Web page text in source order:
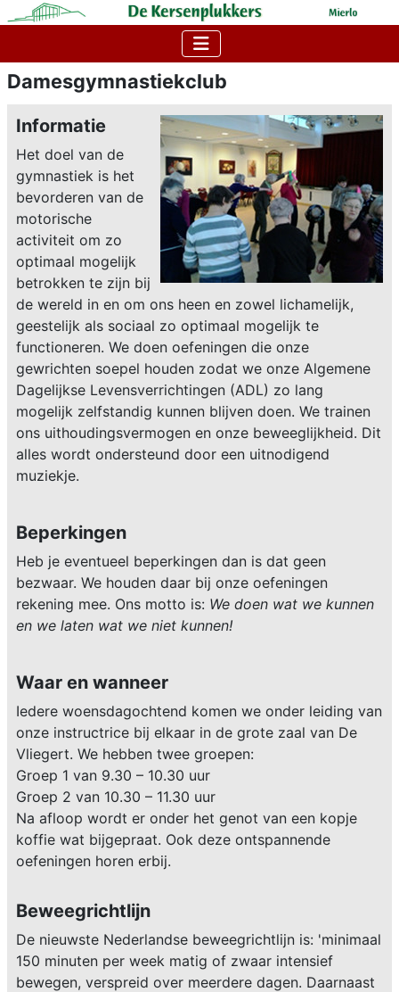
Damesgymnastiekclub
Informatie
Het doel van de
gymnastiek is het
bevorderen van de
motorische
activiteit om zo
optimaal mogelijk
betrokken te zijn bij
de wereld in en om ons heen en zowel lichamelijk,
geestelijk als sociaal zo optimaal mogelijk te
functioneren. We doen oefeningen die onze
gewrichten soepel houden zodat we onze Algemene
Dagelijkse Levensverrichtingen (ADL) zo lang
mogelijk zelfstandig kunnen blijven doen. We trainen
ons uithoudingsvermogen en onze beweeglijkheid. Dit
alles wordt ondersteund door een uitnodigend
muziekje.
Beperkingen
Heb je eventueel beperkingen dan is dat geen
bezwaar. We houden daar bij onze oefeningen
rekening mee. Ons motto is: We doen wat we kunnen
en we laten wat we niet kunnen!
Waar en wanneer
Iedere woensdagochtend komen we onder leiding van
onze instructrice bij elkaar in de grote zaal van De
Vliegert. We hebben twee groepen:
Groep 1 van 9.30 – 10.30 uur
Groep 2 van 10.30 – 11.30 uur
Na afloop wordt er onder het genot van een kopje
koffie wat bijgepraat. Ook deze ontspannende
oefeningen horen erbij.
Beweegrichtlijn
De nieuwste Nederlandse beweegrichtlijn is: 'minimaal
150 minuten per week matig of zwaar intensief
bewegen, verspreid over meerdere dagen. Daarnaast